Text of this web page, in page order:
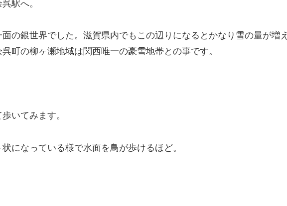
駅へ。
の銀世界でした。滋賀県内でもこの辺りになるとかなり雪の量が増え
町の柳ヶ瀬地域は関西唯一の豪雪地帯との事です。
いてみます。
になっている様で水面を鳥が歩けるほど。